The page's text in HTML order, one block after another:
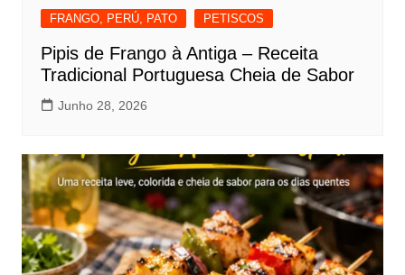
FRANGO, PERÚ, PATO PETISCOS
Pipis de Frango à Antiga – Receita
Tradicional Portuguesa Cheia de Sabor
Junho 28, 2026